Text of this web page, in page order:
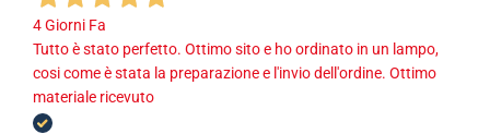
4 Giorni Fa
Tutto è stato perfetto. Ottimo sito e ho ordinato in un lampo,
cosi come è stata la preparazione e l'invio dell'ordine. Ottimo
materiale ricevuto